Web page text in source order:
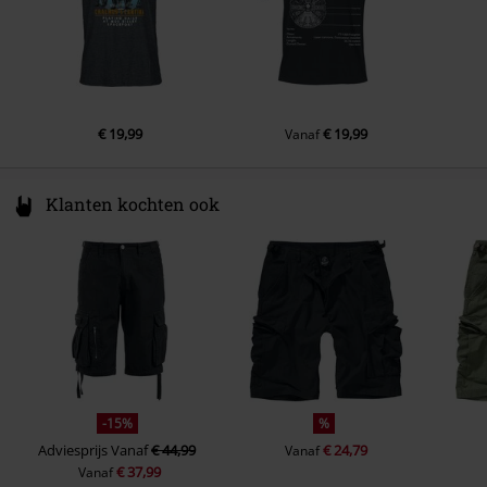
€ 19,99 Vanaf€ 19,99
Klanten kochten ook
-15%
AdviesprijsVanaf€ 44,99
Vanaf€ 37,99
%
Vanaf€ 24,79